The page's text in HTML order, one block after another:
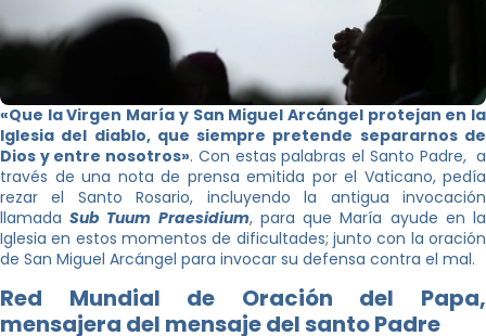
«Que la Virgen María y San Miguel Arcángel protejan en la
Iglesia del diablo, que siempre pretende separarnos de
Dios y entre nosotros». Con estas palabras el Santo Padre, a
través de una nota de prensa emitida por el Vaticano, pedía
rezar el Santo Rosario, incluyendo la antigua invocación
llamadaSub Tuum Praesidium, para que María ayude en la
Iglesia en estos momentos de dificultades; junto con la oración
de San Miguel Arcángel para invocar su defensa contra el mal.
Red Mundial de Oración del Papa,
mensajera del mensaje del santo Padre